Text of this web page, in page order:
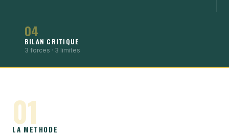
04
BILAN CRITIQUE
3 forces · 3 limites
01
LA METHODE